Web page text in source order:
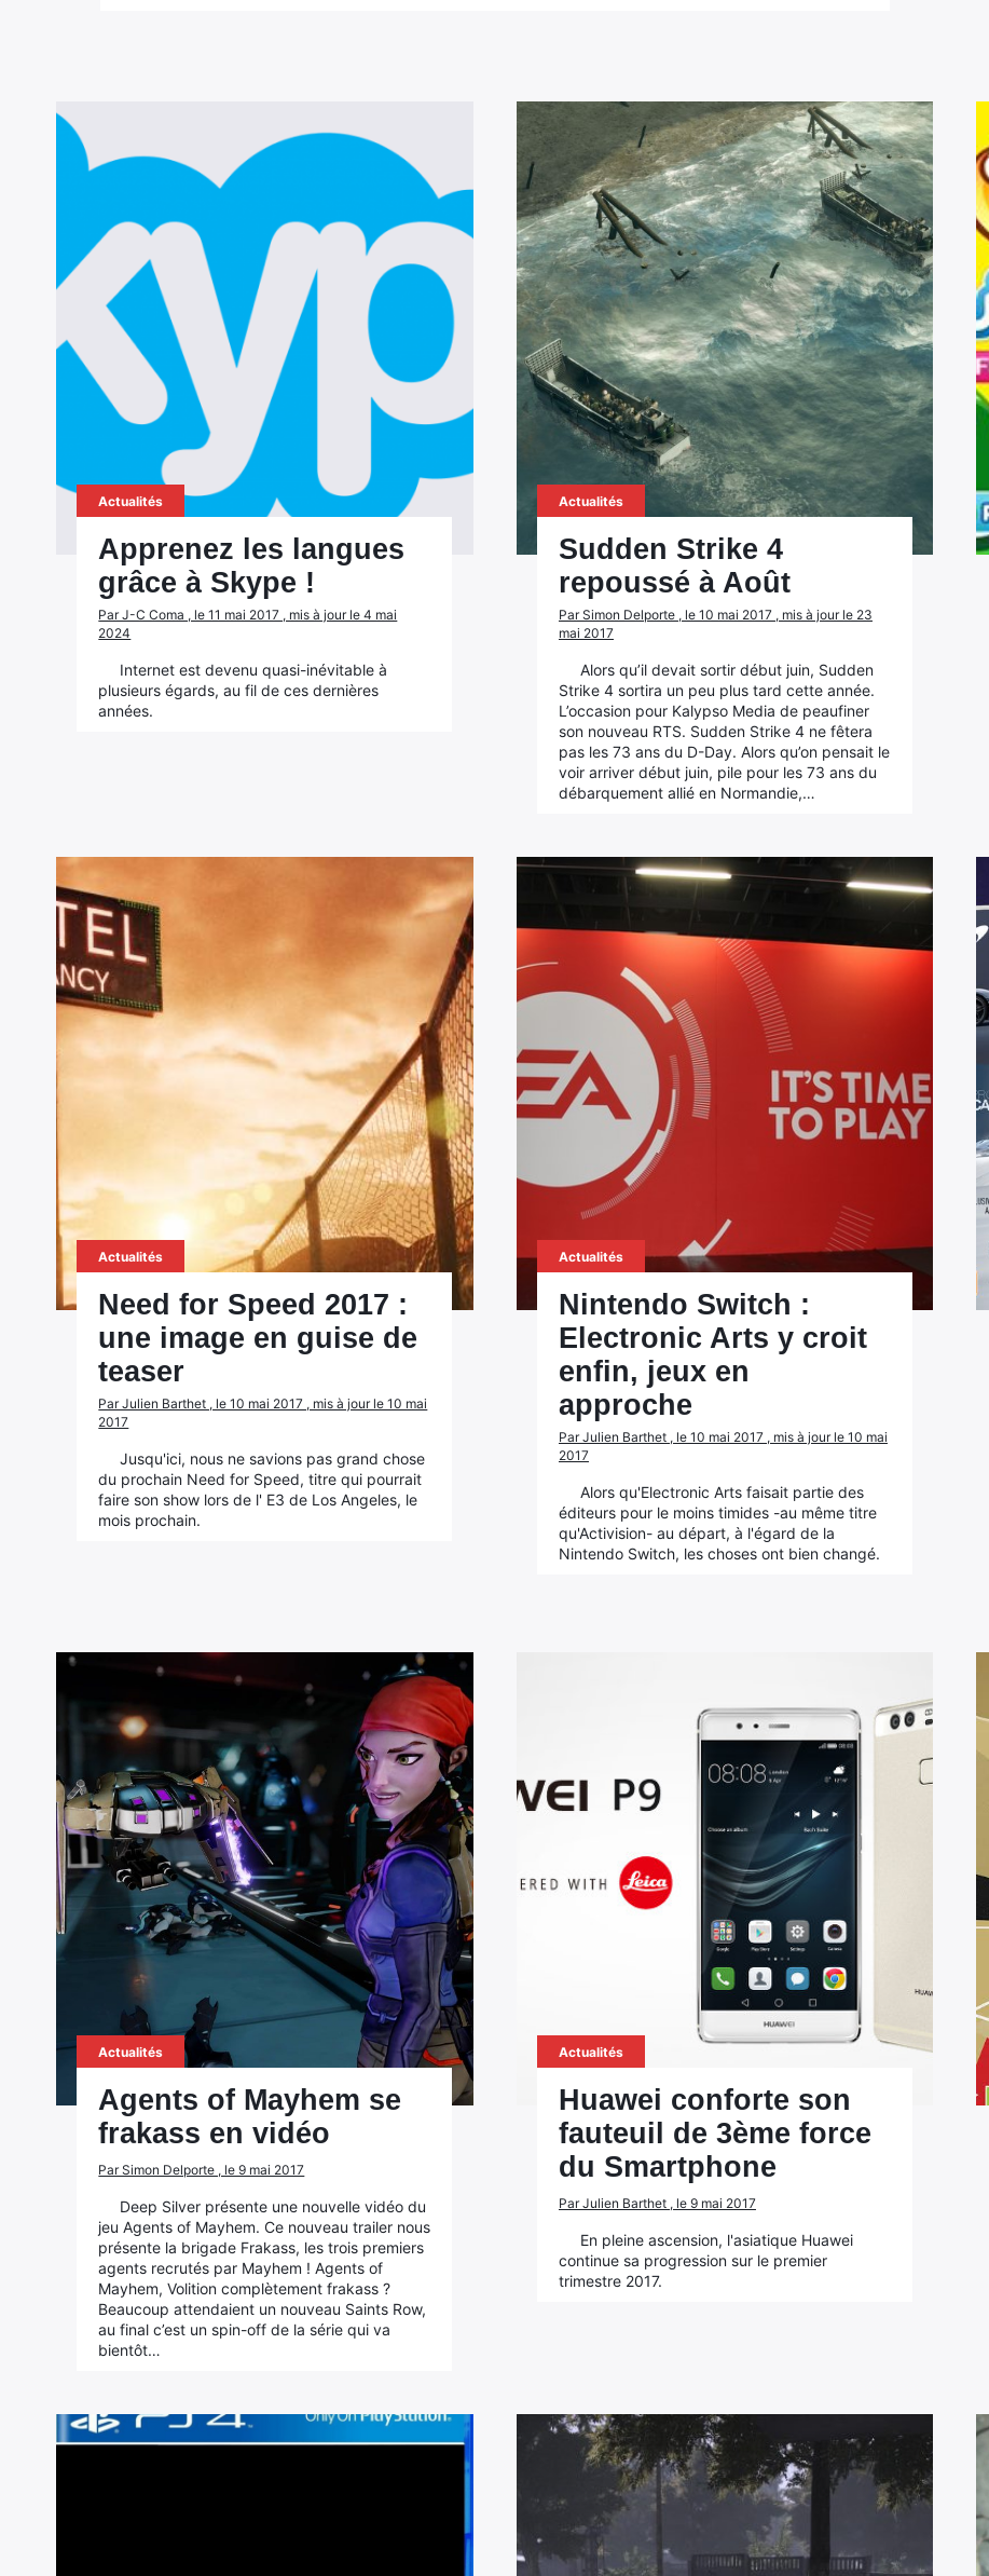
Actualités
Apprenez les langues
grâce à Skype !
Par J-C Coma , le 11 mai 2017 , mis à jour le 4 mai
2024
Internet est devenu quasi-inévitable à
plusieurs égards, au fil de ces dernières
années.
Actualités
Sudden Strike 4
repoussé à Août
Par Simon Delporte , le 10 mai 2017 , mis à jour le 23
mai 2017
Alors qu’il devait sortir début juin, Sudden
Strike 4 sortira un peu plus tard cette année.
L’occasion pour Kalypso Media de peaufiner
son nouveau RTS. Sudden Strike 4 ne fêtera
pas les 73 ans du D-Day. Alors qu’on pensait le
voir arriver début juin, pile pour les 73 ans du
débarquement allié en Normandie,…
Actualités
Need for Speed 2017 :
une image en guise de
teaser
Par Julien Barthet , le 10 mai 2017 , mis à jour le 10 mai
2017
Jusqu'ici, nous ne savions pas grand chose
du prochain Need for Speed, titre qui pourrait
faire son show lors de l' E3 de Los Angeles, le
mois prochain.
Actualités
Nintendo Switch :
Electronic Arts y croit
enfin, jeux en
approche
Par Julien Barthet , le 10 mai 2017 , mis à jour le 10 mai
2017
Alors qu'Electronic Arts faisait partie des
éditeurs pour le moins timides -au même titre
qu'Activision- au départ, à l'égard de la
Nintendo Switch, les choses ont bien changé.
Actualités
Agents of Mayhem se
frakass en vidéo
Par Simon Delporte , le 9 mai 2017
Deep Silver présente une nouvelle vidéo du
jeu Agents of Mayhem. Ce nouveau trailer nous
présente la brigade Frakass, les trois premiers
agents recrutés par Mayhem ! Agents of
Mayhem, Volition complètement frakass ?
Beaucoup attendaient un nouveau Saints Row,
au final c’est un spin-off de la série qui va
bientôt…
Actualités
Huawei conforte son
fauteuil de 3ème force
du Smartphone
Par Julien Barthet , le 9 mai 2017
En pleine ascension, l'asiatique Huawei
continue sa progression sur le premier
trimestre 2017.